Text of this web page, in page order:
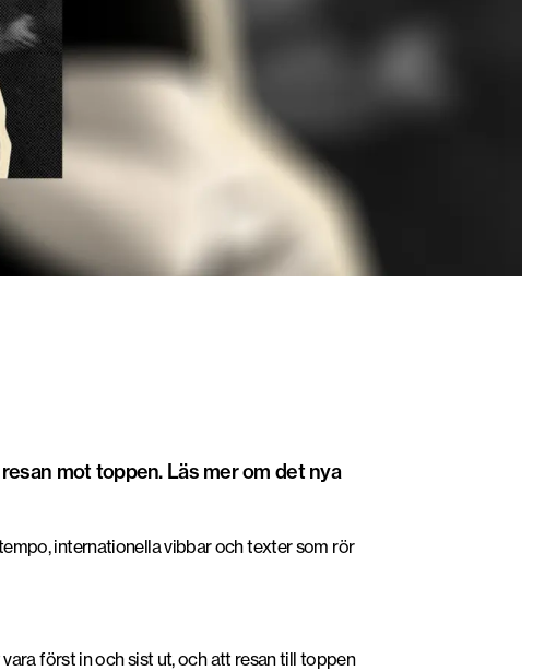
mot toppen. Läs mer om det nya
internationella vibbar och texter som rör
först in och sist ut, och att resan till toppen